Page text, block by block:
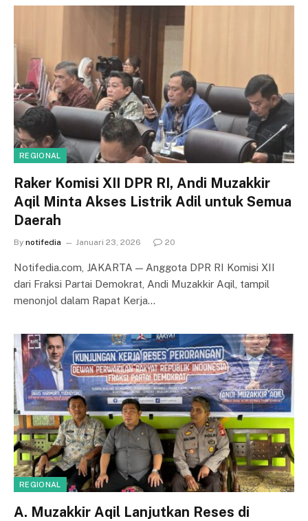
REGIONAL
Raker Komisi XII DPR RI, Andi Muzakkir
Aqil Minta Akses Listrik Adil untuk Semua
Daerah
By notifedia Januari 23, 2026 20
Notifedia.com, JAKARTA — Anggota DPR RI Komisi XII
dari Fraksi Partai Demokrat, Andi Muzakkir Aqil, tampil
menonjol dalam Rapat Kerja…
REGIONAL
A. Muzakkir Aqil Lanjutkan Reses di